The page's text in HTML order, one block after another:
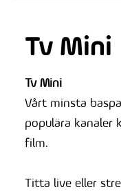
Tv Mini
Tv Mini
Vårt minsta
populära kanaler
film.
Titta live eller